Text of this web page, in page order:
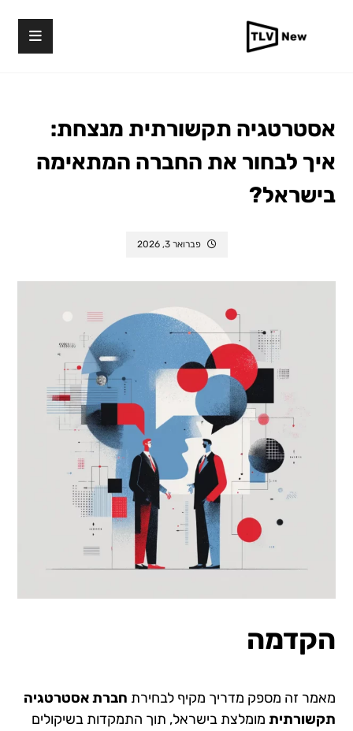
אסטרטגיה תקשורתית מנצחת:
איך לבחור את החברה המתאימה
בישראל?
פברואר 3, 2026
הקדמה
מאמר זה מספק מדריך מקיף לבחירת חברת אסטרטגיה
תקשורתית מומלצת בישראל, תוך התמקדות בשיקולים